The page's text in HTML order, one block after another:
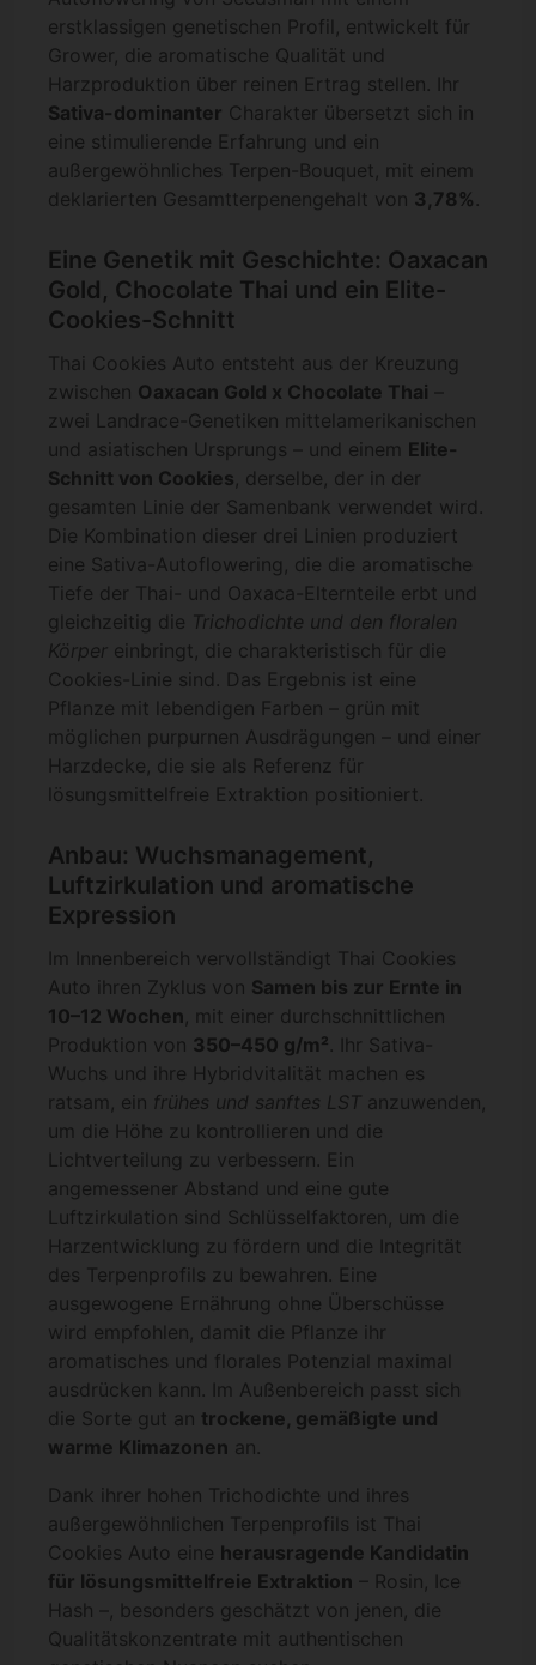
erstklassigen genetischen Profil, entwickelt für
Grower, die aromatische Qualität und
Harzproduktion über reinen Ertrag stellen. Ihr
Sativa-dominanter Charakter übersetzt sich in
eine stimulierende Erfahrung und ein
außergewöhnliches Terpen-Bouquet, mit einem
deklarierten Gesamtterpenengehalt von 3,78%
Eine Genetik mit Geschichte: Oaxacan
Gold, Chocolate Thai und ein Elite-
Cookies-Schnitt
Thai Cookies Auto entsteht aus der Kreuzung
zwischen Oaxacan Gold x Chocolate Thai
zwei Landrace-Genetiken mittelamerikanischen
und asiatischen Ursprungs – und einem Elite-
Schnitt von Cookies, derselbe, der in der
gesamten Linie der Samenbank verwendet wird.
Die Kombination dieser drei Linien produziert
eine Sativa-Autoflowering, die die aromatische
Tiefe der Thai- und Oaxaca-Elternteile erbt und
gleichzeitig die Trichodichte und den floralen
Körper einbringt, die charakteristisch für die
Cookies-Linie sind. Das Ergebnis ist eine
Pflanze mit lebendigen Farben – grün mit
möglichen purpurnen Ausdrägungen – und einer
Harzdecke, die sie als Referenz für
lösungsmittelfreie Extraktion positioniert.
Anbau: Wuchsmanagement,
Luftzirkulation und aromatische
Expression
Im Innenbereich vervollständigt Thai Cookies
Auto ihren Zyklus von Samen bis zur Ernte in
10–12 Wochen, mit einer durchschnittlichen
Produktion von 350–450 g/m². Ihr Sativa-
Wuchs und ihre Hybridvitalität machen es
ratsam, ein frühes und sanftes LST anzuwenden,
um die Höhe zu kontrollieren und die
Lichtverteilung zu verbessern. Ein
angemessener Abstand und eine gute
Luftzirkulation sind Schlüsselfaktoren, um die
Harzentwicklung zu fördern und die Integrität
des Terpenprofils zu bewahren. Eine
ausgewogene Ernährung ohne Überschüsse
wird empfohlen, damit die Pflanze ihr
aromatisches und florales Potenzial maximal
ausdrücken kann. Im Außenbereich passt sich
die Sorte gut an trockene, gemäßigte und
warme Klimazonen an.
Dank ihrer hohen Trichodichte und ihres
außergewöhnlichen Terpenprofils ist Thai
Cookies Auto eine herausragende Kandidatin
für lösungsmittelfreie Extraktion – Rosin, Ice
Hash –, besonders geschätzt von jenen, die
Qualitätskonzentrate mit authentischen